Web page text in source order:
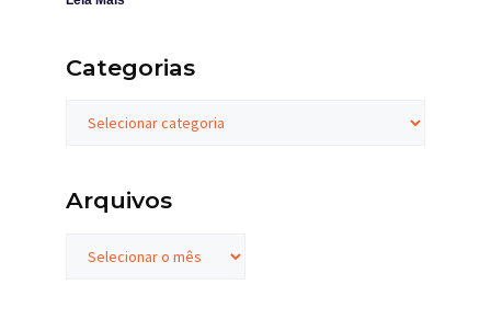
Categorias
Arquivos